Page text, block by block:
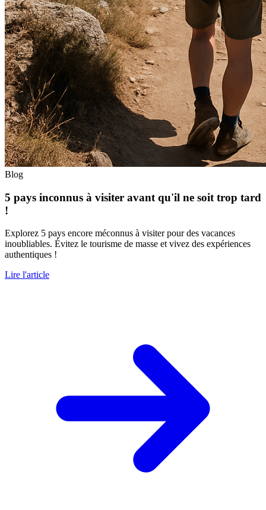
Blog
5 pays inconnus à visiter avant qu'il ne soit trop tard
!
Explorez 5 pays encore méconnus à visiter pour des vacances
inoubliables. Évitez le tourisme de masse et vivez des expériences
authentiques !
Lire l'article